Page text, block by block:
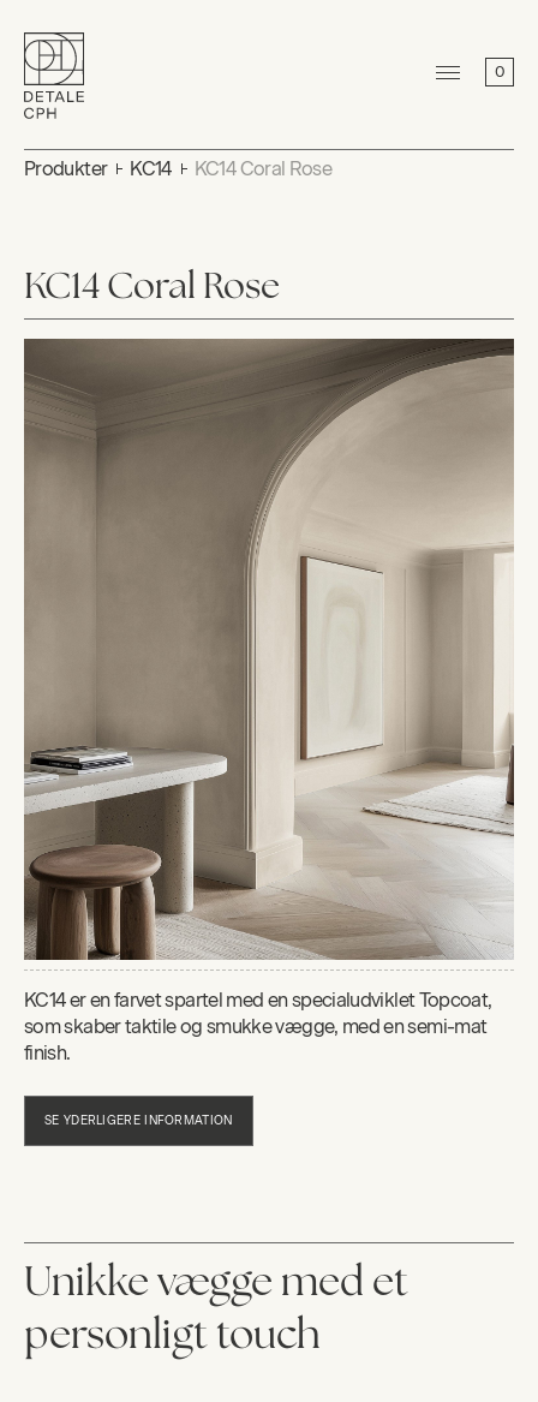
0
Produkter KC14 KC14 Coral Rose
KC14 Coral Rose
KC14 er en farvet spartel med en specialudviklet Topcoat,
som skaber taktile og smukke vægge, med en semi-mat
finish.
SE YDERLIGERE INFORMATION
Unikke vægge med et
personligt touch